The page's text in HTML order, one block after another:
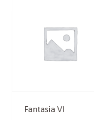
Fantasia VI